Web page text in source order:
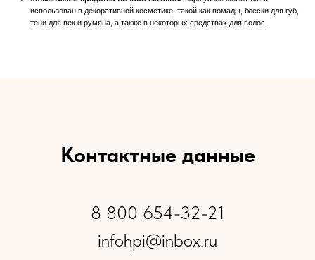
Контактные данные
8 800 654-32-21
infohpi@inbox.ru